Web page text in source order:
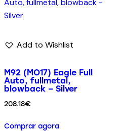
Add to Wishlist
M92 (MO17) Eagle Full
Auto, fullmetal,
blowback – Silver
208.18€
Comprar agora